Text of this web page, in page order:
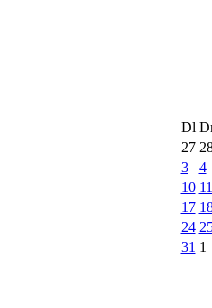
Dl
27
3
4
10 11
17
24
31 1